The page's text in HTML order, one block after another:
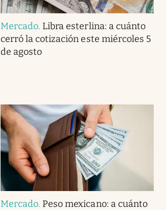
Mercado. Libra esterlina: a cuánto
cerró la cotización este miércoles 5
de agosto
Mercado. Peso mexicano: a cuánto